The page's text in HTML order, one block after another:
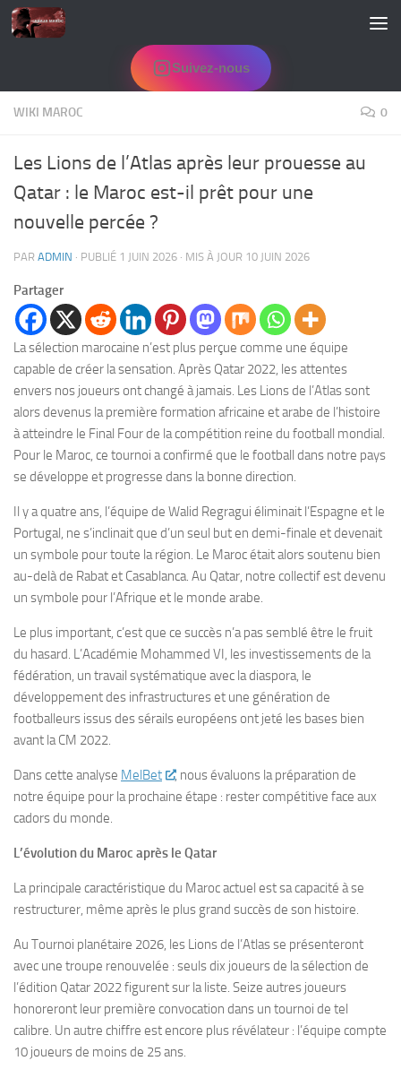
Skip to content
Suivez-nous
WIKI MAROC 0
Les Lions de l’Atlas après leur prouesse au
Qatar : le Maroc est-il prêt pour une
nouvelle percée ?
PAR ADMIN · PUBLIÉ 1 JUIN 2026 · MIS À JOUR 10 JUIN 2026
Partager
La sélection marocaine n’est plus perçue comme une équipe
capable de créer la sensation. Après Qatar 2022, les attentes
envers nos joueurs ont changé à jamais. Les Lions de l’Atlas sont
alors devenus la première formation africaine et arabe de l’histoire
à atteindre le Final Four de la compétition reine du football mondial.
Pour le Maroc, ce tournoi a confirmé que le football dans notre pays
se développe et progresse dans la bonne direction.
Il y a quatre ans, l’équipe de Walid Regragui éliminait l’Espagne et le
Portugal, ne s’inclinait que d’un seul but en demi-finale et devenait
un symbole pour toute la région. Le Maroc était alors soutenu bien
au-delà de Rabat et Casablanca. Au Qatar, notre collectif est devenu
un symbole pour l’Afrique et le monde arabe.
Le plus important, c’est que ce succès n’a pas semblé être le fruit
du hasard. L’Académie Mohammed VI, les investissements de la
fédération, un travail systématique avec la diaspora, le
développement des infrastructures et une génération de
footballeurs issus des sérails européens ont jeté les bases bien
avant la CM 2022.
Dans cette analyse MelBet
, nous évaluons la préparation de
notre équipe pour la prochaine étape : rester compétitive face aux
cadors du monde.
L’évolution du Maroc après le Qatar
La principale caractéristique du Maroc actuel est sa capacité à se
restructurer, même après le plus grand succès de son histoire.
Au Tournoi planétaire 2026, les Lions de l’Atlas se présenteront
avec une troupe renouvelée : seuls dix joueurs de la sélection de
l’édition Qatar 2022 figurent sur la liste. Seize autres joueurs
honoreront leur première convocation dans un tournoi de tel
calibre. Un autre chiffre est encore plus révélateur : l’équipe compte
10 joueurs de moins de 25 ans.